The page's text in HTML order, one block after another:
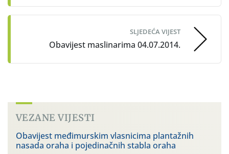
SLJEDEĆA VIJEST
Obavijest maslinarima 04.07.2014.
VEZANE VIJESTI
Obavijest međimurskim vlasnicima plantažnih
nasada oraha i pojedinačnih stabla oraha